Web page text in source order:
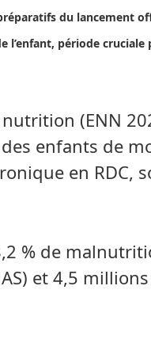
du lancement
l’enfant, période
(ENN
enfants de
en RDC,
% de
et 4,5